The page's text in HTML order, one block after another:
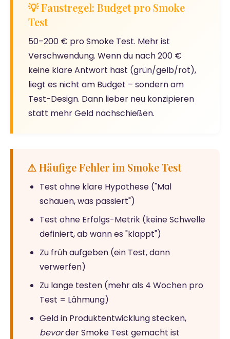
💡 Faustregel: Budget pro Smoke
Test
50–200 € pro Smoke Test. Mehr ist
Verschwendung. Wenn du nach 200 €
keine klare Antwort hast (grün/gelb/rot),
liegt es nicht am Budget – sondern am
Test-Design. Dann lieber neu konzipieren
statt mehr Geld nachschießen.
⚠ Häufige Fehler im Smoke Test
Test ohne klare Hypothese ("Mal
schauen, was passiert")
Test ohne Erfolgs-Metrik (keine Schwelle
definiert, ab wann es "klappt")
Zu früh aufgeben (ein Test, dann
verwerfen)
Zu lange testen (mehr als 4 Wochen pro
Test = Lähmung)
Geld in Produktentwicklung stecken,
bevorder Smoke Test gemacht ist